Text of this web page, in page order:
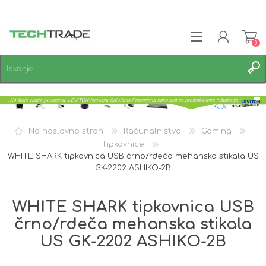
PRIJAVA
0
Na naslovno stran Računalništvo
Gaming
Tipkovnice
WHITE SHARK tipkovnica USB črno/rdeča mehanska stikala US
GK-2202 ASHIKO-2B
WHITE SHARK tipkovnica USB
črno/rdeča mehanska stikala
US GK-2202 ASHIKO-2B